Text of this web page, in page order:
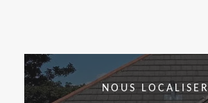
NOUS LOCALISER